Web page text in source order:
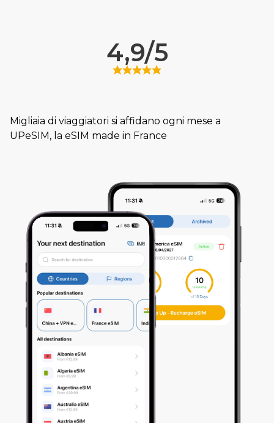
4,9/5
Migliaia di viaggiatori si affidano ogni mese a
UPeSIM, la eSIM made in France